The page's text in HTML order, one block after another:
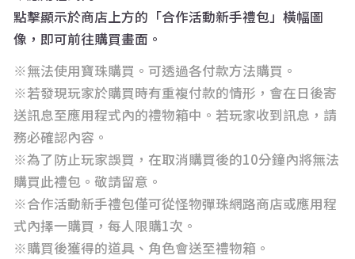
點擊顯示於商店上方的「合作活動新手禮包」橫幅圖
像，即可前往購買畫面。
※無法使用寶珠購買。可透過各付款方法購買。
※若發現玩家於購買時有重複付款的情形，會在日後寄
送訊息至應用程式內的禮物箱中。若玩家收到訊息，請
務必確認內容。
※為了防止玩家誤買，在取消購買後的10分鐘內將無法
購買此禮包。敬請留意。
※合作活動新手禮包僅可從怪物彈珠網路商店或應用程
式內擇一購買，每人限購1次。
※購買後獲得的道具、角色會送至禮物箱。